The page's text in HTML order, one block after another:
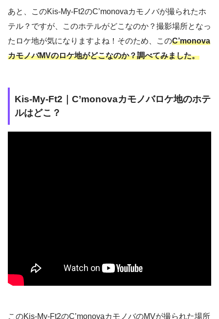
あと、このKis-My-Ft2のC’monovaカモノバが撮られたホ
テル？ですが、このホテルがどこなのか？撮影場所となっ
たロケ地が気になりますよね！そのため、このC’monova
カモノバMVのロケ地がどこなのか？調べてみました。
Kis-My-Ft2｜C’monovaカモノバロケ地のホテ
ルはどこ？
このKis-My-Ft2のC’monovaカモノバのMVが撮られた場所